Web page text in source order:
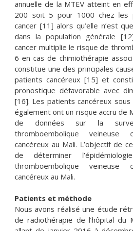
annuelle de la MTEV atteint en
200 soit 5 pour 1000 chez les
cancer [11] alors qu’elle n’est
dans la population générale
cancer multiplie le risque de
6 en cas de chimiothérapie
constitue une des principales
patients cancéreux [15] et
pronostique défavorable avec
[16]. Les patients cancéreux
également ont un risque accru de
de données sur la
thromboembolique
cancéreux au Mali. L’objectif de
de déterminer
thromboembolique
cancéreux au Mali.
Patients et méthode
Nous avons réalisé une étude
de radiothérapie de l’hôpital du